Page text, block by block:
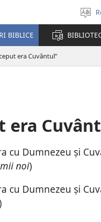
BIBLICE
era Cuvântul”
era
cu Dumnezeu și
noi)
cu Dumnezeu și